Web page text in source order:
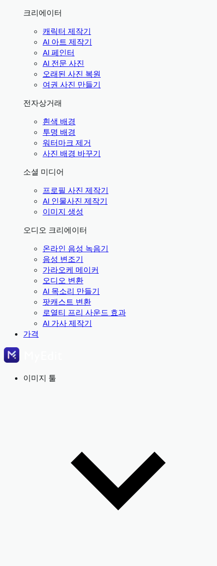
크리에이터
캐릭터 제작기
AI 아트 제작기
AI 페인터
AI 전문 사진
오래된 사진 복원
여권 사진 만들기
전자상거래
흰색 배경
투명 배경
워터마크 제거
사진 배경 바꾸기
소셜 미디어
프로필 사진 제작기
AI 인물사진 제작기
이미지 생성
오디오 크리에이터
온라인 음성 녹음기
음성 변조기
가라오케 메이커
오디오 변환
AI 목소리 만들기
팟캐스트 변환
로열티 프리 사운드 효과
AI 가사 제작기
가격
이미지 툴